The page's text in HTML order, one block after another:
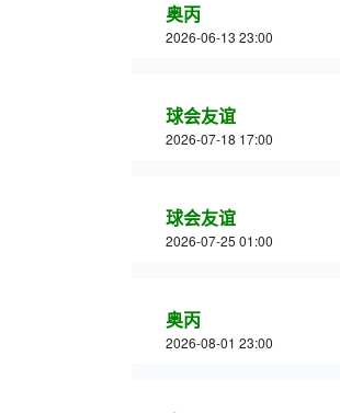
奥丙
2026-06-13 23:00
球会友谊
2026-07-18 17:00
球会友谊
2026-07-25 01:00
奥丙
2026-08-01 23:00